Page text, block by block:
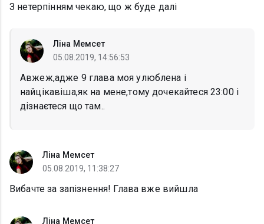
З нетерпінням чекаю, що ж буде далі
Ліна Мемсет
05.08.2019, 14:56:53
Авжеж,адже 9 глава моя улюблена і
найцікавіша,як на мене,тому дочекайтеся 23:00 і
дізнаєтеся що там..
Ліна Мемсет
05.08.2019, 11:38:27
Вибачте за запізнення! Глава вже вийшла
Ліна Мемсет